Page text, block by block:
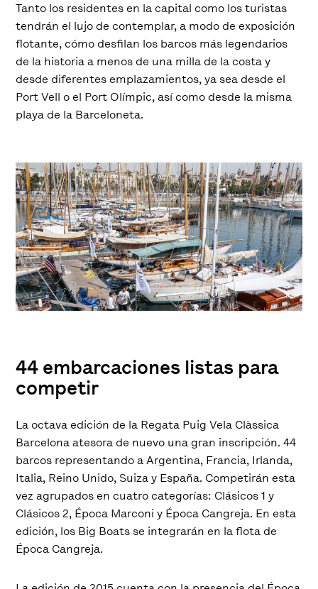
Tanto los residentes en la capital como los turistas
tendrán el lujo de contemplar, a modo de exposición
flotante, cómo desfilan los barcos más legendarios
de la historia a menos de una milla de la costa y
desde diferentes emplazamientos, ya sea desde el
Port Vell o el Port Olímpic, así como desde la misma
playa de la Barceloneta.
44 embarcaciones listas para
competir
La octava edición de la Regata Puig Vela Clàssica
Barcelona atesora de nuevo una gran inscripción. 44
barcos representando a Argentina, Francia, Irlanda,
Italia, Reino Unido, Suiza y España. Competirán esta
vez agrupados en cuatro categorías: Clásicos 1 y
Clásicos 2, Época Marconi y Época Cangreja. En esta
edición, los Big Boats se integrarán en la flota de
Época Cangreja.